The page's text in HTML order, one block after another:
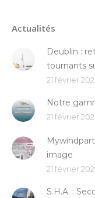
Actualités
Deublin :
tournants
21 février
Notre
21 février
image
21 février
S.H.A. :